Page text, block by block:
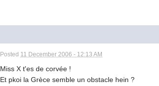
Posted 11 December 2006 - 12:13 AM
Miss X t'es de corvée !
Et pkoi la Grèce semble un obstacle hein ?